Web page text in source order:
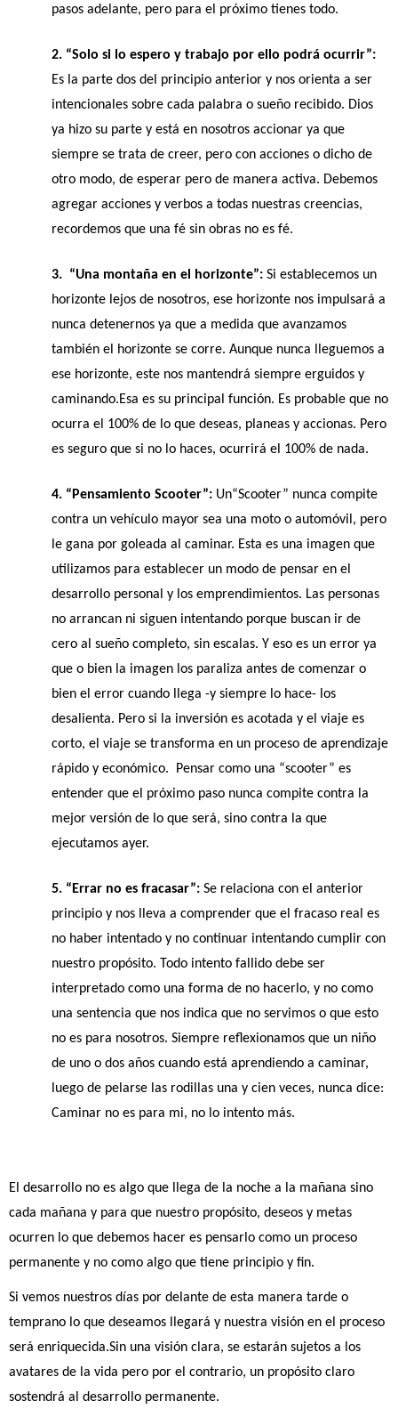
pasos adelante, pero para el próximo tienes todo.
Es la parte dos del principio anterior y nos orienta a ser
intencionales sobre cada palabra o sueño recibido. Dios
ya hizo su parte y está en nosotros accionar ya que
siempre se trata de creer, pero con acciones o dicho de
otro modo, de esperar pero de manera activa. Debemos
agregar acciones y verbos a todas nuestras creencias,
recordemos que una fé sin obras no es fé.
3.  “Una montaña en el horizonte”: Si establecemos un
horizonte lejos de nosotros, ese horizonte nos impulsará a
nunca detenernos ya que a medida que avanzamos
también el horizonte se corre. Aunque nunca lleguemos a
ese horizonte, este nos mantendrá siempre erguidos y
caminando.Esa es su principal función. Es probable que no
ocurra el 100% de lo que deseas, planeas y accionas. Pero
es seguro que si no lo haces, ocurrirá el 100% de nada.
4. “Pensamiento Scooter”: Un“Scooter” nunca compite
contra un vehículo mayor sea una moto o automóvil, pero
le gana por goleada al caminar. Esta es una imagen que
utilizamos para establecer un modo de pensar en el
desarrollo personal y los emprendimientos. Las personas
no arrancan ni siguen intentando porque buscan ir de
cero al sueño completo, sin escalas. Y eso es un error ya
que o bien la imagen los paraliza antes de comenzar o
bien el error cuando llega -y siempre lo hace- los
desalienta. Pero si la inversión es acotada y el viaje es
corto, el viaje se transforma en un proceso de aprendizaje
rápido y económico.  Pensar como una “scooter” es
entender que el próximo paso nunca compite contra la
mejor versión de lo que será, sino contra la que
ejecutamos ayer.
5. “Errar no es fracasar”: Se relaciona con el anterior
principio y nos lleva a comprender que el fracaso real es
no haber intentado y no continuar intentando cumplir con
nuestro propósito. Todo intento fallido debe ser
interpretado como una forma de no hacerlo, y no como
una sentencia que nos indica que no servimos o que esto
no es para nosotros. Siempre reflexionamos que un niño
de uno o dos años cuando está aprendiendo a caminar,
luego de pelarse las rodillas una y cien veces, nunca dice:
Caminar no es para mi, no lo intento más.
El desarrollo no es algo que llega de la noche a la mañana sino
cada mañana y para que nuestro propósito, deseos y metas
ocurren lo que debemos hacer es pensarlo como un proceso
permanente y no como algo que tiene principio y fin.
Si vemos nuestros días por delante de esta manera tarde o
temprano lo que deseamos llegará y nuestra visión en el proceso
será enriquecida.Sin una visión clara, se estarán sujetos a los
avatares de la vida pero por el contrario, un propósito claro
sostendrá al desarrollo permanente.